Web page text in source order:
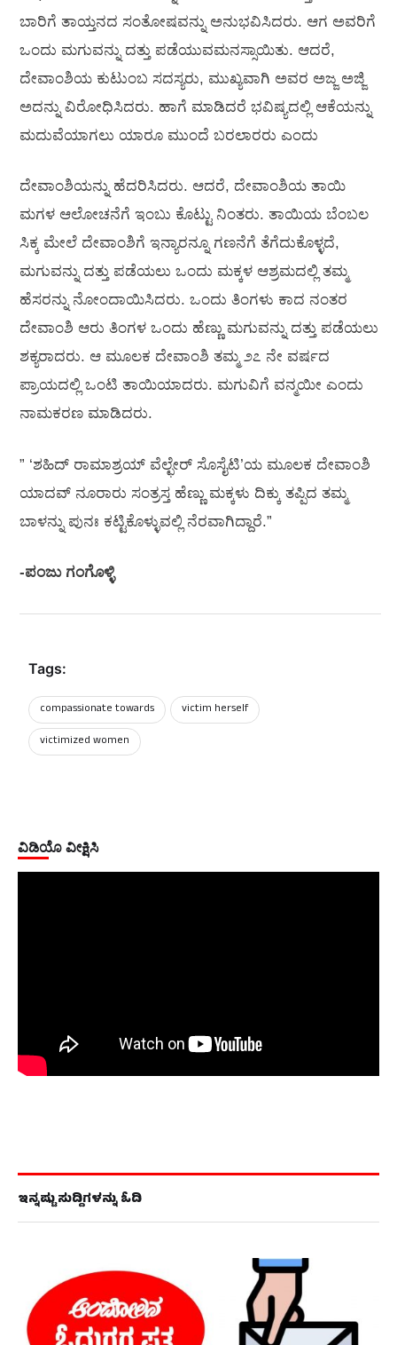
ಬಾರಿಗೆ ತಾಯ್ತನದ ಸಂತೋಷವನ್ನು ಅನುಭವಿಸಿದರು. ಆಗ ಅವರಿಗೆ
ಒಂದು ಮಗುವನ್ನು ದತ್ತು ಪಡೆಯುವಮನಸ್ಸಾಯಿತು. ಆದರೆ,
ದೇವಾಂಶಿಯ ಕುಟುಂಬ ಸದಸ್ಯರು, ಮುಖ್ಯವಾಗಿ ಅವರ ಅಜ್ಜ ಅಜ್ಜಿ
ಅದನ್ನು ವಿರೋಧಿಸಿದರು. ಹಾಗೆ ಮಾಡಿದರೆ ಭವಿಷ್ಯದಲ್ಲಿ ಆಕೆಯನ್ನು
ಮದುವೆಯಾಗಲು ಯಾರೂ ಮುಂದೆ ಬರಲಾರರು ಎಂದು
ದೇವಾಂಶಿಯನ್ನು ಹೆದರಿಸಿದರು. ಆದರೆ, ದೇವಾಂಶಿಯ ತಾಯಿ
ಮಗಳ ಆಲೋಚನೆಗೆ ಇಂಬು ಕೊಟ್ಟು ನಿಂತರು. ತಾಯಿಯ ಬೆಂಬಲ
ಸಿಕ್ಕ ಮೇಲೆ ದೇವಾಂಶಿಗೆ ಇನ್ಯಾರನ್ನೂ ಗಣನೆಗೆ ತೆಗೆದುಕೊಳ್ಳದೆ,
ಮಗುವನ್ನು ದತ್ತು ಪಡೆಯಲು ಒಂದು ಮಕ್ಕಳ ಆಶ್ರಮದಲ್ಲಿ ತಮ್ಮ
ಹೆಸರನ್ನು ನೋಂದಾಯಿಸಿದರು. ಒಂದು ತಿಂಗಳು ಕಾದ ನಂತರ
ದೇವಾಂಶಿ ಆರು ತಿಂಗಳ ಒಂದು ಹೆಣ್ಣು ಮಗುವನ್ನು ದತ್ತು ಪಡೆಯಲು
ಶಕ್ಯರಾದರು. ಆ ಮೂಲಕ ದೇವಾಂಶಿ ತಮ್ಮ ೨೭ ನೇ ವರ್ಷದ
ಪ್ರಾಯದಲ್ಲಿ ಒಂಟಿ ತಾಯಿಯಾದರು. ಮಗುವಿಗೆ ವನ್ಮಯೀ ಎಂದು
ನಾಮಕರಣ ಮಾಡಿದರು.
” ‘ಶಹಿದ್ ರಾಮಾಶ್ರಯ್ ವೆಲ್ಛೇರ್ ಸೊಸೈಟಿ’ಯ ಮೂಲಕ ದೇವಾಂಶಿ
ಯಾದವ್ ನೂರಾರು ಸಂತ್ರಸ್ತ ಹೆಣ್ಣು ಮಕ್ಕಳು ದಿಕ್ಕು ತಪ್ಪಿದ ತಮ್ಮ
ಬಾಳನ್ನು ಪುನಃ ಕಟ್ಟಿಕೊಳ್ಳುವಲ್ಲಿ ನೆರವಾಗಿದ್ದಾರೆ.”
-ಪಂಜು ಗಂಗೊಳ್ಳಿ
Tags:
compassionate towards
victim herself
victimized women
ವಿಡಿಯೊ ವೀಕ್ಷಿಸಿ
ಇನ್ನಷ್ಟು ಸುದ್ದಿಗಳನ್ನು ಓದಿ